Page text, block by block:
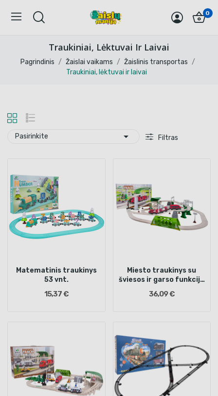
0
Traukiniai, Lėktuvai Ir Laivai
Pagrindinis Žaislai vaikams
Žaislinis transportas
Traukiniai, lėktuvai ir laivai
Pasirinkite  Filtras
Matematinis traukinys
53 vnt.
15,37 €
Miesto traukinys su
šviesos ir garso funkcija
36,09 €